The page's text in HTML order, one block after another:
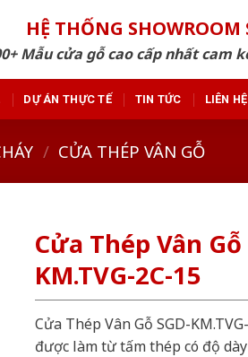
HỆ THỐNG
Mẫu cửa gỗ cao cấp nhất cam
DỰ ÁN THỰC TẾ TIN TỨC LIÊN HỆ
/ CỬA THÉP VÂN GỖ
Cửa Thép Vân Gỗ
KM.TVG-2C-15
Cửa Thép Vân Gỗ SGD-
được làm từ tấm thép có độ